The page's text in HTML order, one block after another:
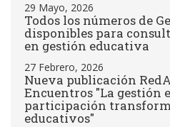
29 Mayo, 2026
Todos los números de
disponibles para
en gestión educativa
27 Febrero, 2026
Nueva publicación
Encuentros "La gestión
participación
educativos"